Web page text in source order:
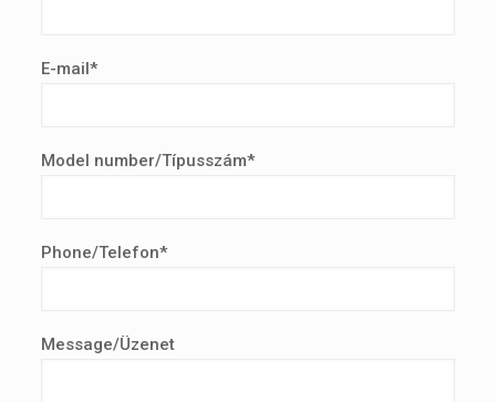
E-mail*
Model number/Típusszám*
Phone/Telefon*
Message/Üzenet